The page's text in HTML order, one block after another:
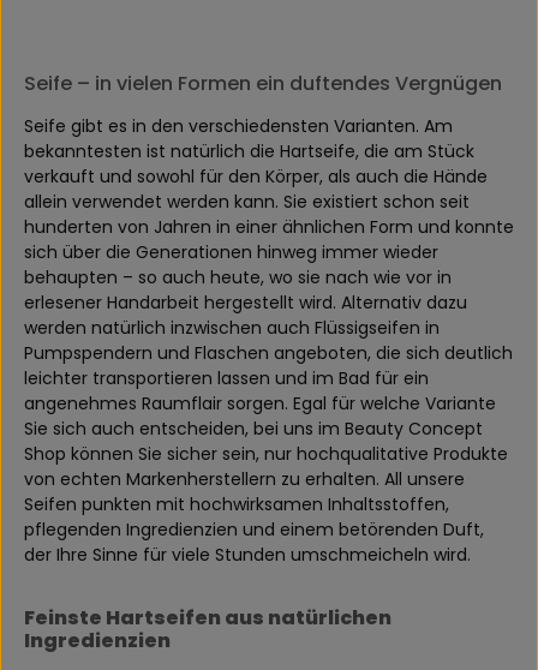
Seife – in vielen Formen ein duftendes Vergnügen
Seife gibt es in den verschiedensten Varianten. Am
bekanntesten ist natürlich die Hartseife, die am Stück
verkauft und sowohl für den Körper, als auch die Hände
allein verwendet werden kann. Sie existiert schon seit
hunderten von Jahren in einer ähnlichen Form und konnte
sich über die Generationen hinweg immer wieder
behaupten – so auch heute, wo sie nach wie vor in
erlesener Handarbeit hergestellt wird. Alternativ dazu
werden natürlich inzwischen auch Flüssigseifen in
Pumpspendern und Flaschen angeboten, die sich deutlich
leichter transportieren lassen und im Bad für ein
angenehmes Raumflair sorgen. Egal für welche Variante
Sie sich auch entscheiden, bei uns im Beauty Concept
Shop können Sie sicher sein, nur hochqualitative Produkte
von echten Markenherstellern zu erhalten. All unsere
Seifen punkten mit hochwirksamen Inhaltsstoffen,
pflegenden Ingredienzien und einem betörenden Duft,
der Ihre Sinne für viele Stunden umschmeicheln wird.
Feinste Hartseifen aus natürlichen
Ingredienzien